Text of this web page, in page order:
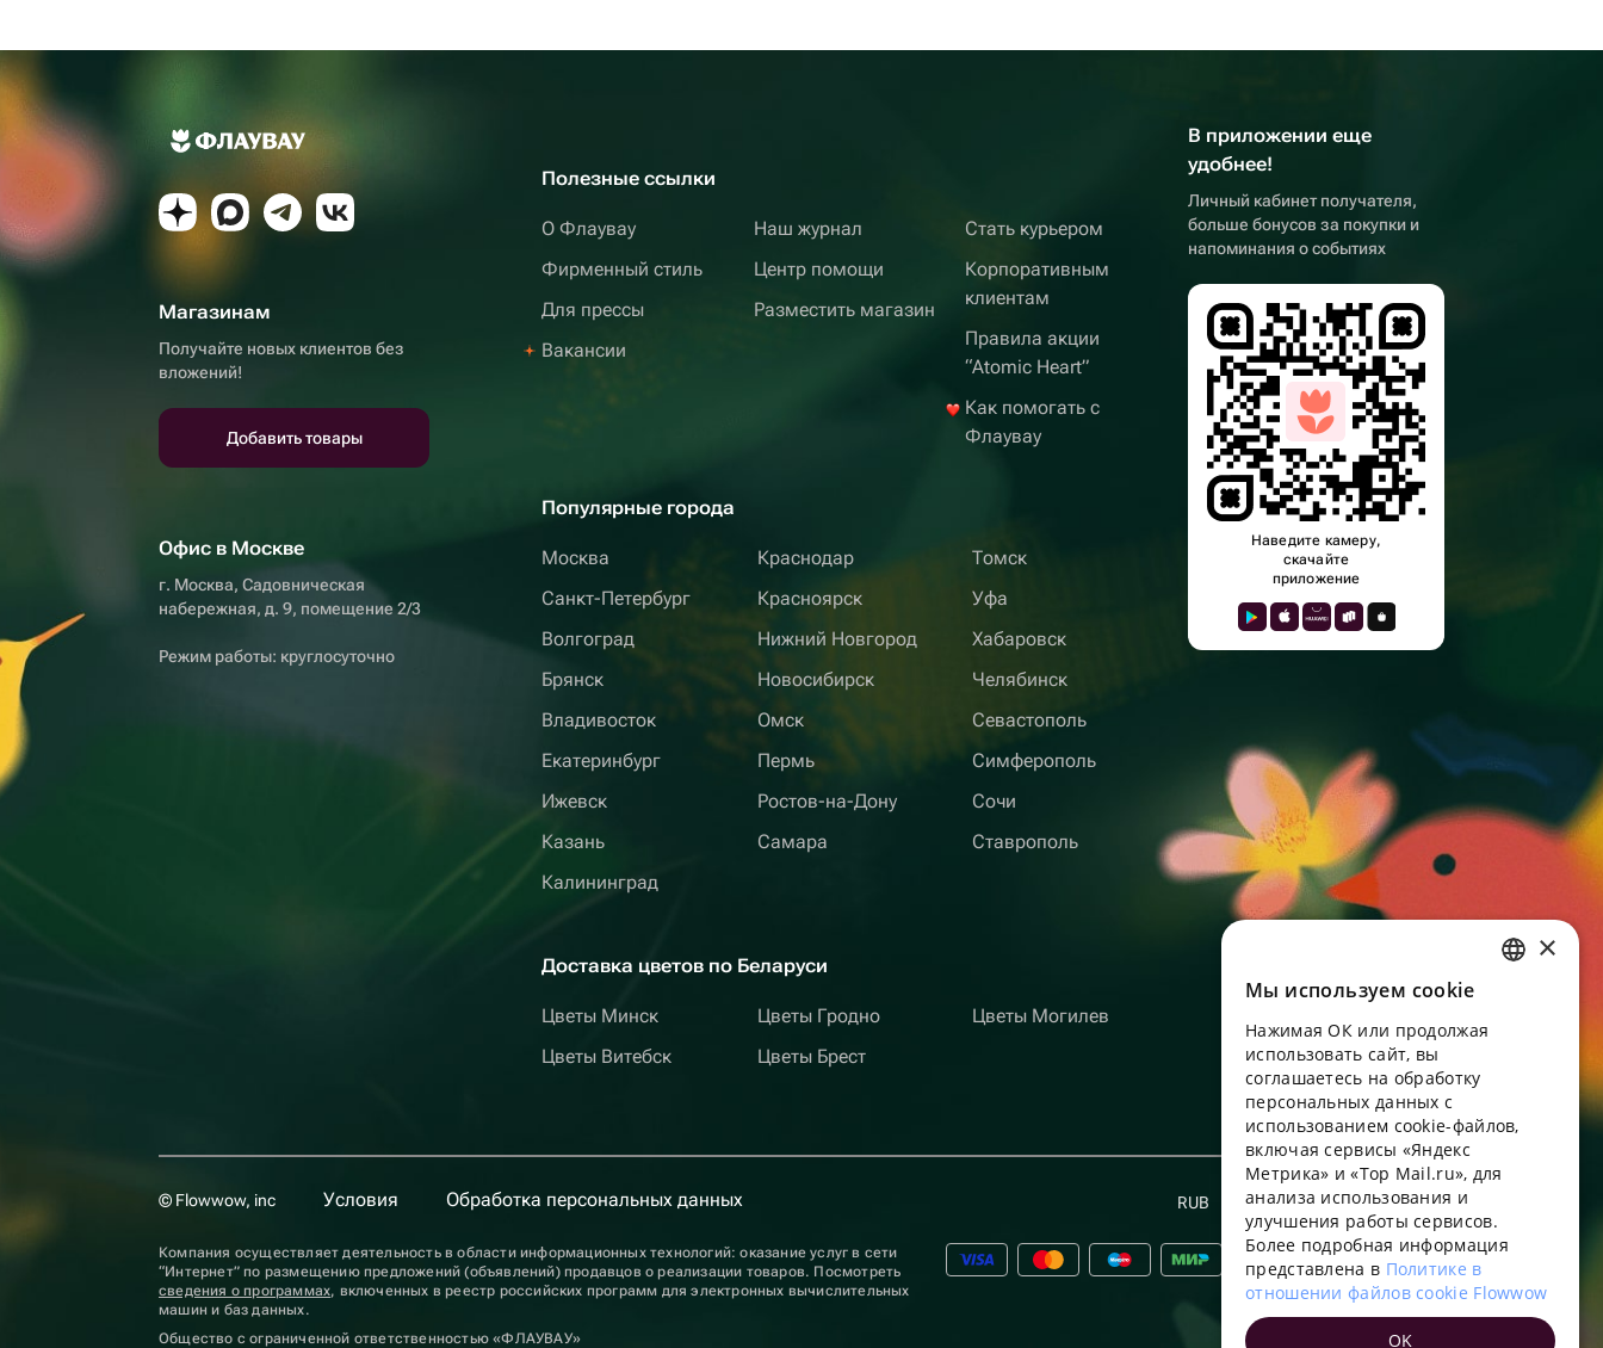
Магазинам
Получайте новых клиентов без
вложений!
Добавить товары
Офис в Москве
г. Москва, Садовническая
набережная, д. 9, помещение 2/3
Режим работы: круглосуточно
Полезные ссылки
О Флаувау
Фирменный стиль
Для прессы
Вакансии
Наш журнал
Центр помощи
Разместить магазин
Стать курьером
Корпоративным
клиентам
Правила акции
“Atomic Heart”
Как помогать с
Флаувау
Популярные города
Москва
Санкт-Петербург
Волгоград
Брянск
Владивосток
Екатеринбург
Ижевск
Казань
Калининград
Краснодар
Красноярск
Нижний Новгород
Новосибирск
Омск
Пермь
Ростов-на-Дону
Самара
Томск
Уфа
Хабаровск
Челябинск
Севастополь
Симферополь
Сочи
Ставрополь
Доставка цветов по Беларуси
Цветы Минск
Цветы Витебск
Цветы Гродно
Цветы Брест
Цветы Могилев
В приложении еще
удобнее!
Личный кабинет получателя,
больше бонусов за покупки и
напоминания о событиях
Наведите камеру,
скачайте
приложение
© Flowwow, inc Условия Обработка персональных данных RUB Русский
Компания осуществляет деятельность в области информационных технологий: оказание услуг в сети
“Интернет” по размещению предложений (объявлений) продавцов о реализации товаров. Посмотреть
сведения о программах, включенных в реестр российских программ для электронных вычислительных
машин и баз данных.
Общество с ограниченной ответственностью «ФЛАУВАУ»
ENGLISH
UKRAINIAN
PORTUGUESE
FRENCH
TURKISH
×
Мы используем сookie
Нажимая ОК или продолжая
использовать сайт, вы
соглашаетесь на обработку
персональных данных с
использованием cookie-файлов,
включая сервисы «Яндекс
Метрика» и «Top Mail.ru», для
анализа использования и
улучшения работы сервисов.
Более подробная информация
представлена в Политике в
отношении файлов cookie Flowwow
OK